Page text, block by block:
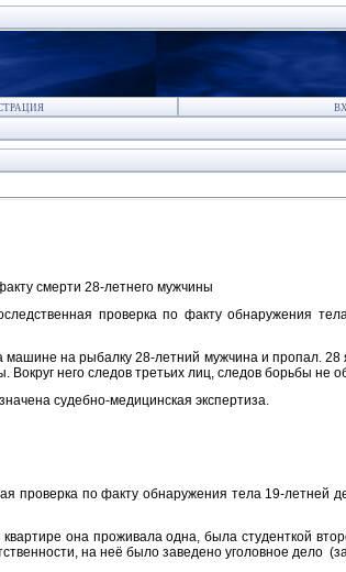
смерти 28-летнего мужчины
проверка по факту обнаружения
машине на рыбалку 28-летний мужчина и пропал.
него следов третьих лиц, следов борьбы не
судебно-медицинская экспертиза.
проверка по факту обнаружения тела 19-летней
она проживала одна, была студенткой
на неё было заведено уголовное дело